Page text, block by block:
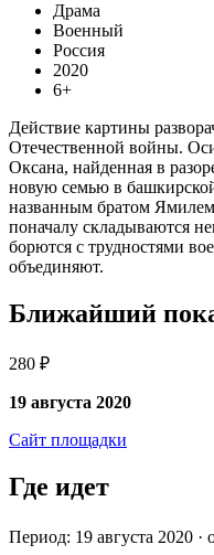
Драма
Военный
Россия
2020
6+
Действие картины
Отечественной войны.
Оксана, найденная в
новую семью в
названным братом
поначалу складываются
борются с трудностями
объединяют.
Ближайший
280 ₽
19 августа 2020
Сайт площадки
Где идет
Период: 19 августа 2020 ·